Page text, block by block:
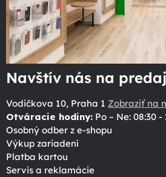
Navštív nás na
Vodičkova 10, Praha 1 Zobraziť na
Otváracie hodiny: Po – Ne: 08:30 -
Osobný odber z e-shopu
Výkup zariadení
Platba kartou
Servis a reklamácie